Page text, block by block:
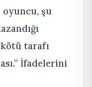
oyuncu, şu
tarafı
İfadelerini